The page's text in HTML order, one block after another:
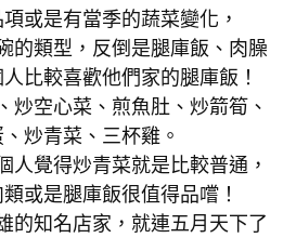
或是有當季的蔬菜變化，
的類型，反倒是腿庫飯、肉臊
比較喜歡他們家的腿庫飯！
炒空心菜、煎魚肚、炒箭筍、
炒青菜、三杯雞。
人覺得炒青菜就是比較普通，
或是腿庫飯很值得品嚐！
的知名店家，就連五月天下了